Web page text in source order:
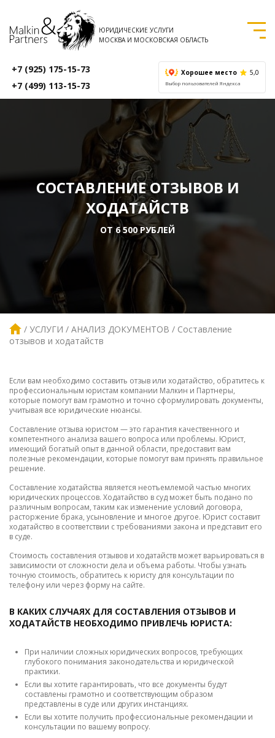
ЮРИДИЧЕСКИЕ УСЛУГИ
МОСКВА И МОСКОВСКАЯ ОБЛАСТЬ
+7 (925) 175-15-73
+7 (499) 113-15-73
Хорошее место 5,0
Выбор пользователей Яндекса
СОСТАВЛЕНИЕ ОТЗЫВОВ И
ХОДАТАЙСТВ
ОТ 6 500 РУБЛЕЙ
УСЛУГИ АНАЛИЗ ДОКУМЕНТОВ
Составление
отзывов и ходатайств
Если вам необходимо составить отзыв или ходатайство, обратитесь к
профессиональным юристам компании Малкин и Партнеры,
которые помогут вам грамотно и точно сформулировать документы,
учитывая все юридические нюансы.
Составление отзыва юристом — это гарантия качественного и
компетентного анализа вашего вопроса или проблемы. Юрист,
имеющий богатый опыт в данной области, предоставит вам
полезные рекомендации, которые помогут вам принять правильное
решение.
Составление ходатайства является неотъемлемой частью многих
юридических процессов. Ходатайство в суд может быть подано по
различным вопросам, таким как изменение условий договора,
расторжение брака, усыновление и многое другое. Юрист составит
ходатайство в соответствии с требованиями закона и представит его
в суде.
Стоимость составления отзывов и ходатайств может варьироваться в
зависимости от сложности дела и объема работы. Чтобы узнать
точную стоимость, обратитесь к юристу для консультации по
телефону или через форму на сайте.
В КАКИХ СЛУЧАЯХ ДЛЯ СОСТАВЛЕНИЯ ОТЗЫВОВ И
ХОДАТАЙСТВ НЕОБХОДИМО ПРИВЛЕЧЬ ЮРИСТА:
При наличии сложных юридических вопросов, требующих
глубокого понимания законодательства и юридической
практики.
Если вы хотите гарантировать, что все документы будут
составлены грамотно и соответствующим образом
представлены в суде или других инстанциях.
Если вы хотите получить профессиональные рекомендации и
консультации по вашему вопросу.